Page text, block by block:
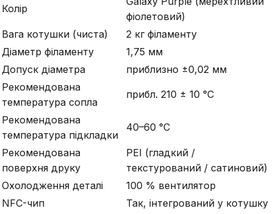
Колір
фіолетовий)
Вага котушки (чиста)
2 кг філаменту
Діаметр філаменту
1,75 мм
Допуск діаметра
приблизно ±0,02 мм
Рекомендована
температура сопла
прибл. 210 ± 10 °C
Рекомендована
температура підкладки
40–60 °C
Рекомендована
поверхня друку
PEI (гладкий /
текстурований / сатиновий)
Охолодження деталі
100 % вентилятор
NFC-чип
Так, інтегрований у котушку